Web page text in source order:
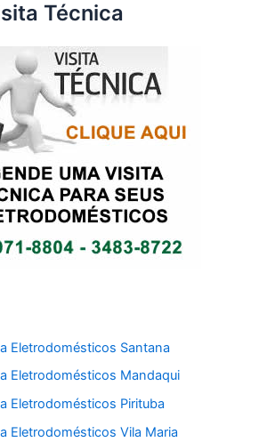
Técnica
Eletrodomésticos Santana
Eletrodomésticos Mandaqui
Eletrodomésticos Pirituba
Eletrodomésticos Vila Maria